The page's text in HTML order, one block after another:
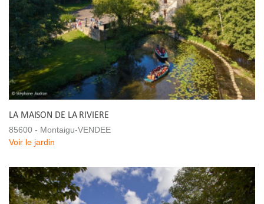
LA MAISON DE LA RIVIERE
85600 - Montaigu-VENDEE
Voir le jardin